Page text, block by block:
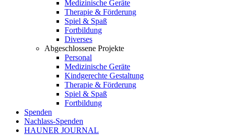
Medizinische Geräte
Therapie & Förderung
Spiel & Spaß
Fortbildung
Diverses
Abgeschlossene Projekte
Personal
Medizinische Geräte
Kindgerechte Gestaltung
Therapie & Förderung
Spiel & Spaß
Fortbildung
Spenden
Nachlass-Spenden
HAUNER JOURNAL